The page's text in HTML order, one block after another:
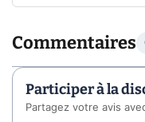
Commentaires
Participer à la
Partagez votre avis